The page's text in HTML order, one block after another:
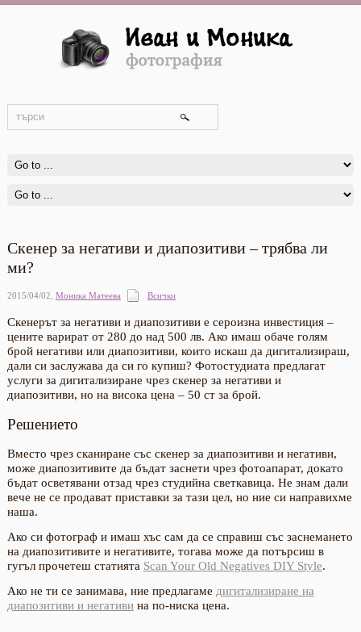
Скенер за негативи и диапозитиви – трябва ли
ми?
2015/04/02 Моника Матеева Всички
Скенерът за негативи и диапозитиви е сероизна инвестиция –
цените варират от 280 до над 500 лв. Ако имаш обаче голям
брой негативи или диапозитиви, които искаш да дигитализираш,
дали си заслужава да си го купиш? Фотостудиата предлагат
услуги за дигитализиране чрез скенер за негативи и
диапозитиви, но на висока цена – 50 ст за брой.
Решението
Вместо чрез сканиране със скенер за диапозитиви и негативи,
може диапозитивите да бъдат заснети чрез фотоапарат, докато
бъдат осветявани отзад чрез студийна светкавица. Не знам дали
вече не се продават приставки за тази цел, но ние си направихме
наша.
Ако си фотограф и имаш хъс сам да се справиш със заснемането
на диапозитивите и негативите, тогава може да потърсиш в
гугъл прочетеш статията Scan Your Old Negatives DIY Style.
Ако не ти се занимава, ние предлагаме дигитализиране на
диапозитиви и негативина по-ниска цена.